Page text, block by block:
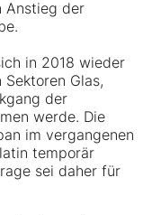
Anstieg der
in 2018 wieder
Glas,
der
werde. Die
im vergangenen
temporär
sei daher für